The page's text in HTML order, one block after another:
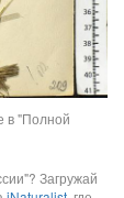
в "Полной
Загружай